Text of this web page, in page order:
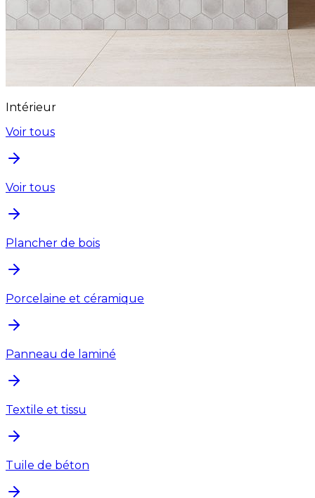
Intérieur
Voir tous
Voir tous
Plancher de bois
Porcelaine et céramique
Panneau de laminé
Textile et tissu
Tuile de béton